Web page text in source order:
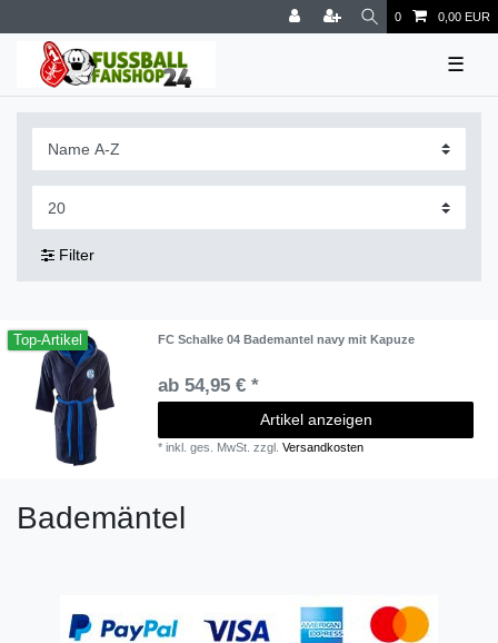
0 0,00 EUR
☰
Filter
Top-Artikel FC Schalke 04 Bademantel navy mit Kapuze
ab 54,95 € *
Artikel anzeigen
*inkl. ges. MwSt. zzgl.Versandkosten
Bademäntel